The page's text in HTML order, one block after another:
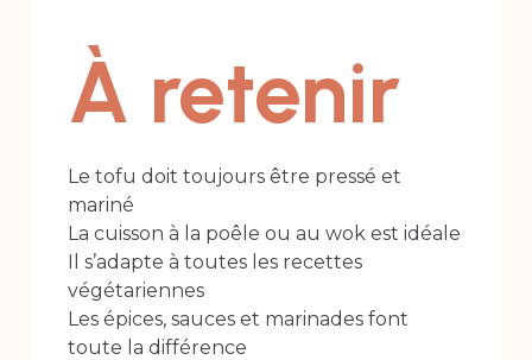
À retenir
Le tofu doit toujours être pressé et
mariné
La cuisson à la poêle ou au wok est idéale
Il s’adapte à toutes les recettes
végétariennes
Les épices, sauces et marinades font
toute la différence